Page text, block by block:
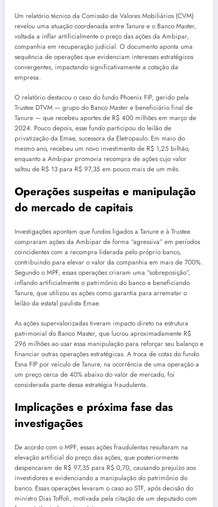
Um relatório técnico da Comissão de Valores Mobiliários (CVM)
revelou uma atuação coordenada entre Tanure e o Banco Master,
voltada a inflar artificialmente o preço das ações da Ambipar,
companhia em recuperação judicial. O documento aponta uma
sequência de operações que evidenciam interesses estratégicos
convergentes, impactando significativamente a cotação da
empresa.
O relatório destacou o caso do fundo Phoenix FIP, gerido pela
Trustee DTVM — grupo do Banco Master e beneficiário final de
Tanure — que recebeu aportes de R$ 400 milhões em março de
2024. Pouco depois, esse fundo participou do leilão de
privatização da Emae, sucessora da Eletropaulo. Em maio do
mesmo ano, recebeu um novo investimento de R$ 1,25 bilhão,
enquanto a Ambipar promovia recompra de ações cujo valor
saltou de R$ 13 para R$ 97,35 em pouco mais de um mês.
Operações suspeitas e manipulação
do mercado de capitais
Investigações apontam que fundos ligados a Tanure e à Trustee
compraram ações da Ambipar de forma “agressiva” em períodos
coincidentes com a recompra liderada pelo próprio banco,
contribuindo para elevar o valor da companhia em mais de 700%.
Segundo o MPF, essas operações criaram uma “sobreposição”,
inflando artificialmente o patrimônio do banco e beneficiando
Tanure, que utilizou as ações como garantia para arrematar o
leilão da estatal paulista Emae.
As ações supervalorizadas tiveram impacto direto na estrutura
patrimonial do Banco Master, que lucrou aproximadamente R$
296 milhões ao usar essa manipulação para reforçar seu balanço e
financiar outras operações estratégicas. A troca de cotas do fundo
Esna FIP por veículo de Tanure, na ocorrência de uma operação a
um preço cerca de 40% abaixo do valor de mercado, foi
considerada parte dessa estratégia fraudulenta.
Implicações e próxima fase das
investigações
De acordo com o MPF, essas ações fraudulentas resultaram na
elevação artificial do preço das ações, que posteriormente
despencaram de R$ 97,35 para R$ 0,70, causando prejuízo aos
investidores e evidenciando a manipulação do patrimônio do
banco. Essas operações levaram o caso ao STF, após decisão do
ministro Dias Toffoli, motivada pela citação de um deputado com